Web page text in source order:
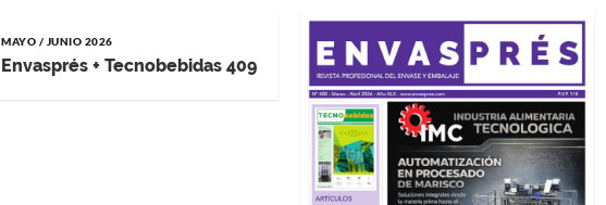
MAYO / JUNIO 2026
Envasprés + Tecnobebidas 409